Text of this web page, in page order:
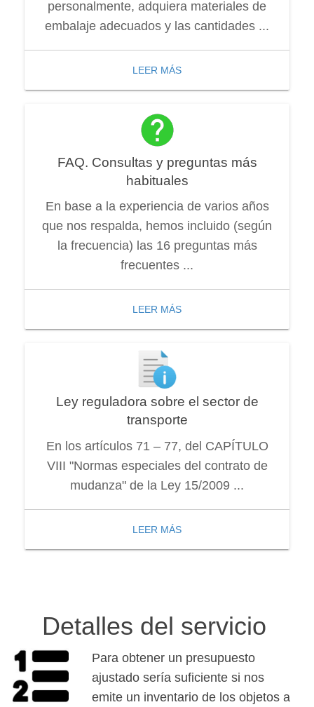
personalmente, adquiera materiales de
embalaje adecuados y las cantidades ...
LEER MÁS
FAQ. Consultas y preguntas más
habituales
En base a la experiencia de varios años
que nos respalda, hemos incluido (según
la frecuencia) las 16 preguntas más
frecuentes ...
LEER MÁS
Ley reguladora sobre el sector de
transporte
En los artículos 71 – 77, del CAPÍTULO
VIII "Normas especiales del contrato de
mudanza" de la Ley 15/2009 ...
LEER MÁS
Detalles del servicio
Para obtener un presupuesto
ajustado sería suficiente si nos
emite un inventario de los objetos a